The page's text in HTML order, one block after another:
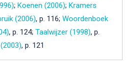
; Koenen (2006); Kramers
(2006), p. 116; Woordenboek
, p. 124; Taalwijzer (1998), p.
, p. 121